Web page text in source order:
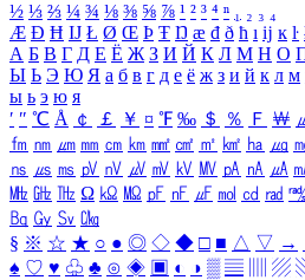
½ ⅓ ⅔ ¼ ¾ ⅛ ⅜ ⅝ ⅞ ¹ ² ³ ⁴ ⁿ ₁ ₂ ₃ ₄
Æ Ð Ħ Ĳ Ł Ø Œ Þ Ŧ Ŋ æ đ ð ħ ı ĳ ĸ ŀ
А Б В Г Д Е Ё Ж З И Й К Л М Н О
Ы Ь Э Ю Я а б в г д е ё ж з и й к л м
ы ь э ю я
′ ″ ℃ Å ￠ ￡ ￥ ¤ ℉ ‰ ＄ ％ Ｆ ￦
㎙ ㎚ ㎛ ㎜ ㎝ ㎞ ㎟ ㎠ ㎡ ㎢ ㏊ ㎍
㎱ ㎲ ㎳ ㎴ ㎵ ㎶ ㎷ ㎸ ㎹ ㎀ ㎁ ㎂
㎒ ㎓ ㎔ Ω ㏀ ㏁ ㎊ ㎋ ㎌ ㏖ ㏅ ㎭ ㎮
㏃ ㏉ ㏜ ㏆
§ ※ ☆ ★ ○ ● ◎ ◇ ◆ □ ■ △ ▽ →
♠ ♡ ♥ ♧ ♣ ⊙ ◈ ▣ ◐ ◑ ▒ ▤ ▨